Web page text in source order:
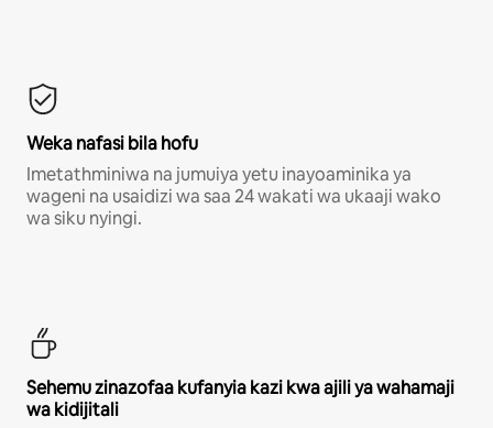
Weka nafasi bila hofu
Imetathminiwa na jumuiya yetu inayoaminika ya
wageni na usaidizi wa saa 24 wakati wa ukaaji wako
wa siku nyingi.
Sehemu zinazofaa kufanyia kazi kwa ajili ya wahamaji
wa kidijitali